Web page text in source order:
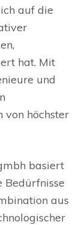
auf die
hat. Mit
und
von höchster
basiert
Bedürfnisse
aus